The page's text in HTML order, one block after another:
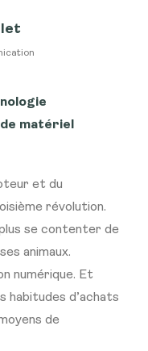
matériel
et du
révolution.
se contenter de
animaux.
numérique. Et
habitudes d’achats
de